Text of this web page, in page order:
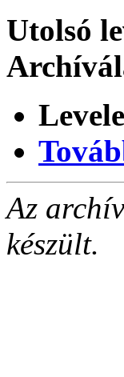
Utolsó
Az
készült.